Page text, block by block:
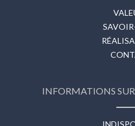
INFORMATIONS